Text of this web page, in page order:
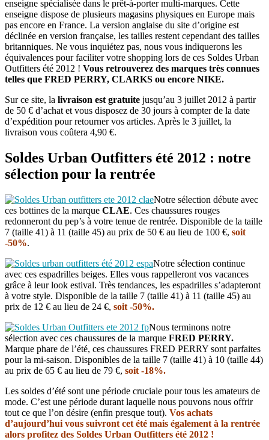
enseigne spécialisée dans le prêt-à-porter multi-marques. Cette
enseigne dispose de plusieurs magasins physiques en Europe mais
pas encore en France. La version anglaise du site d’origine est
déclinée en version française, les tailles restent cependant des tailles
britanniques. Ne vous inquiétez pas, nous vous indiquerons les
équivalences pour faciliter votre shopping lors de ces Soldes Urban
Outfitters été 2012 ! Vous retrouverez des marques très connues
telles que FRED PERRY, CLARKS ou encore NIKE.
Sur ce site, la livraison est gratuite jusqu’au 3 juillet 2012 à partir
de 50 € d’achat et vous disposez de 30 jours à compter de la date
d’expédition pour retourner vos articles. Après le 3 juillet, la
livraison vous coûtera 4,90 €.
Soldes Urban Outfitters été 2012 : notre
sélection pour la rentrée
Notre sélection débute avec
ces bottines de la marque CLAE. Ces chaussures rouges
redonneront du pep’s à votre tenue de rentrée. Disponible de la taille
7 (taille 41) à 11 (taille 45) au prix de 50 € au lieu de 100 €, soit
-50%.
Notre sélection continue
avec ces espadrilles beiges. Elles vous rappelleront vos vacances
grâce à leur look estival. Très tendances, les espadrilles s’adapteront
à votre style. Disponible de la taille 7 (taille 41) à 11 (taille 45) au
prix de 12 € au lieu de 24 €, soit -50%.
Nous terminons notre
sélection avec ces chaussures de la marque FRED PERRY.
Marque phare de l’été, ces chaussures FRED PERRY sont parfaites
pour la mi-saison. Disponibles de la taille 7 (taille 41) à 10 (taille 44)
au prix de 65 € au lieu de 79 €, soit -18%.
Les soldes d’été sont une période cruciale pour tous les amateurs de
mode. C’est une période durant laquelle nous pouvons nous offrir
tout ce que l’on désire (enfin presque tout). Vos achats
d’aujourd’hui vous suivront cet été mais également à la rentrée
alors profitez des Soldes Urban Outfitters été 2012 !